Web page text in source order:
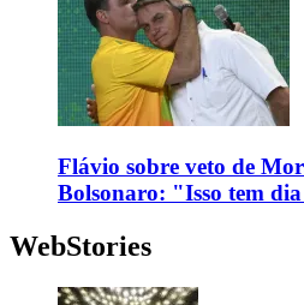
Flávio sobre veto de
Bolsonaro: "Isso tem
WebStories